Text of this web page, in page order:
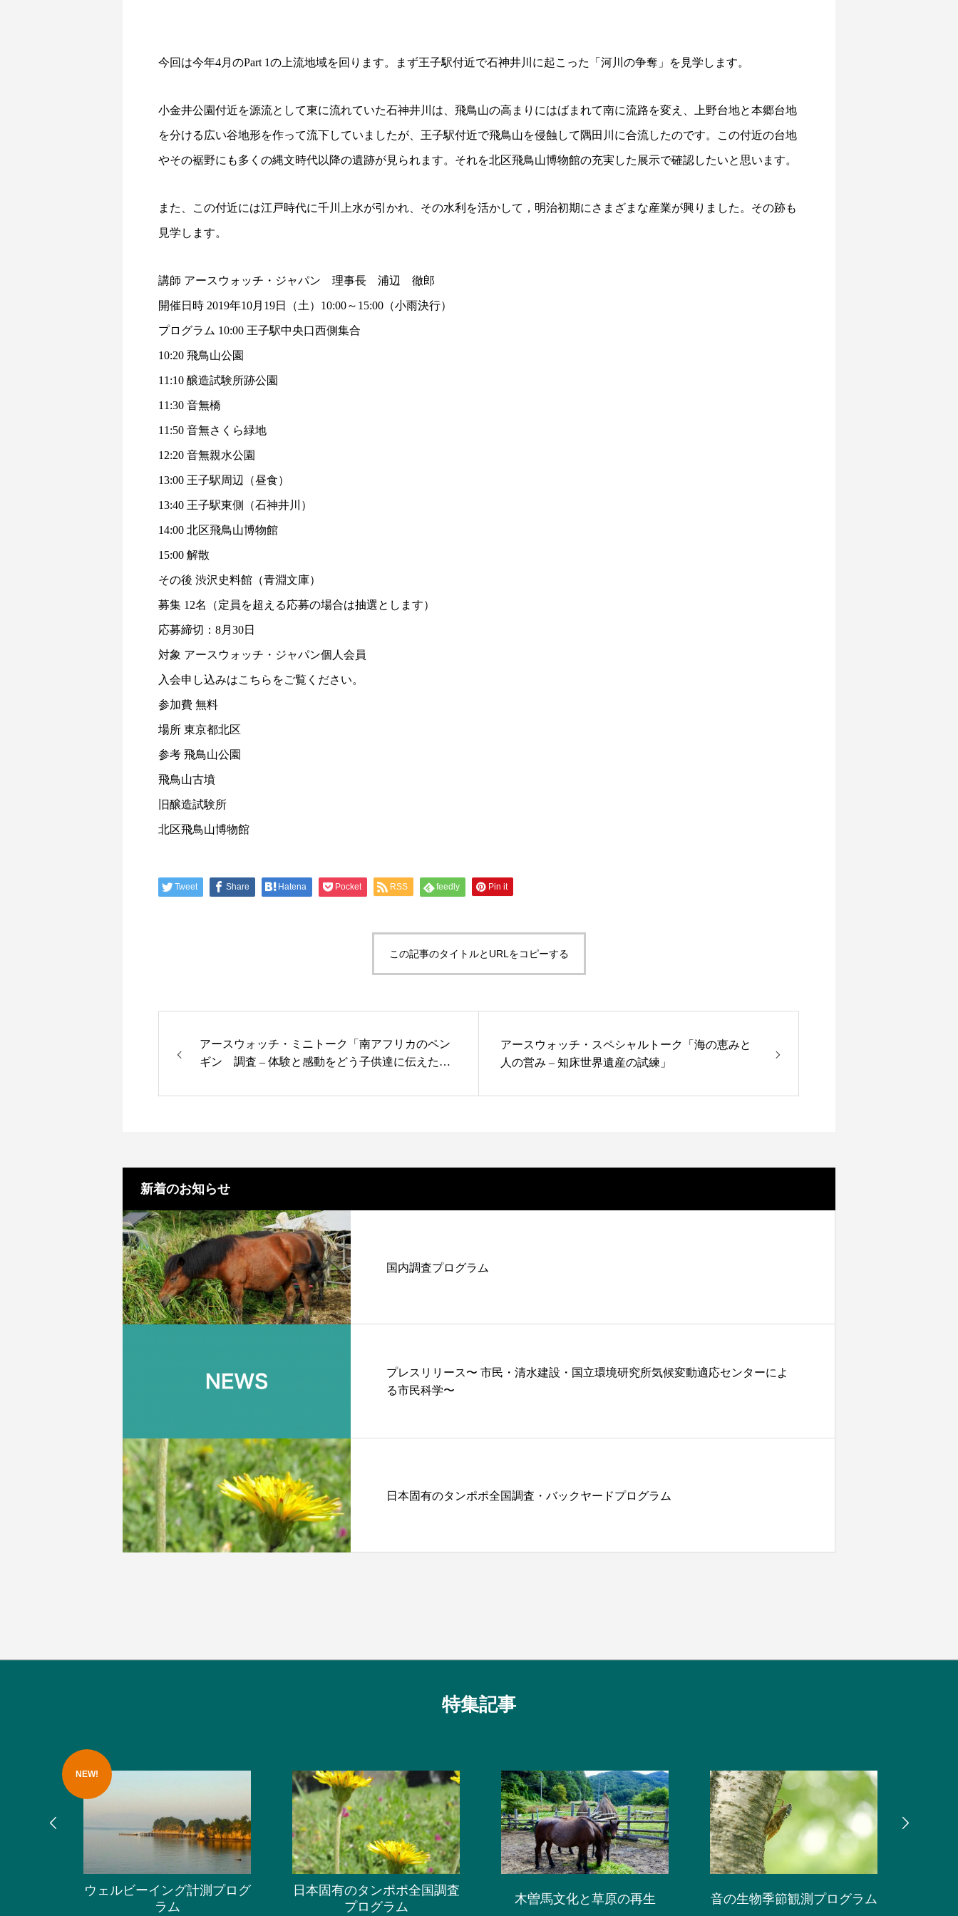
今回は今年4月のPart 1の上流地域を回ります。まず王子駅付近で石神井川に起こった「河川の争奪」を見学します。
小金井公園付近を源流として東に流れていた石神井川は、飛鳥山の高まりにはばまれて南に流路を変え、上野台地と本郷台地
を分ける広い谷地形を作って流下していましたが、王子駅付近で飛鳥山を侵蝕して隅田川に合流したのです。この付近の台地
やその裾野にも多くの縄文時代以降の遺跡が見られます。それを北区飛鳥山博物館の充実した展示で確認したいと思います。
また、この付近には江戸時代に千川上水が引かれ、その水利を活かして，明治初期にさまざまな産業が興りました。その跡も
見学します。
講師 アースウォッチ・ジャパン 理事長 浦辺 徹郎
開催日時 2019年10月19日（土）10:00～15:00（小雨決行）
プログラム 10:00 王子駅中央口西側集合
10:20 飛鳥山公園
11:10 醸造試験所跡公園
11:30 音無橋
11:50 音無さくら緑地
12:20 音無親水公園
13:00 王子駅周辺（昼食）
13:40 王子駅東側（石神井川）
14:00 北区飛鳥山博物館
15:00 解散
その後 渋沢史料館（青淵文庫）
募集 12名（定員を超える応募の場合は抽選とします）
応募締切：8月30日
対象 アースウォッチ・ジャパン個人会員
入会申し込みはこちらをご覧ください。
参加費 無料
場所 東京都北区
参考 飛鳥山公園
飛鳥山古墳
旧醸造試験所
北区飛鳥山博物館
Tweet Share Hatena Pocket RSS feedly Pin it
この記事のタイトルとURLをコピーする
アースウォッチ・ミニトーク「南アフリカのペン
ギン 調査 – 体験と感動をどう子供達に伝えた
アースウォッチ・スペシャルトーク「海の恵みと
人の営み – 知床世界遺産の試練」
新着のお知らせ
国内調査プログラム
プレスリリース〜 市民・清水建設・国立環境研究所気候変動適応センターによ
る市民科学〜
日本固有のタンポポ全国調査・バックヤードプログラム
特集記事
NEW!
ウェルビーイング計測プログ
ラム
日本固有のタンポポ全国調査
プログラム
木曽馬文化と草原の再生 音の生物季節観測プログラム